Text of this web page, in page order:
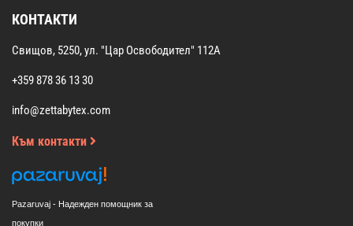
КОНТАКТИ
Свищов, 5250, ул. "Цар Освободител" 112А
+359 878 36 13 30
info@zettabytex.com
Към контакти
Pazaruvaj - Надежден помощник за
покупки